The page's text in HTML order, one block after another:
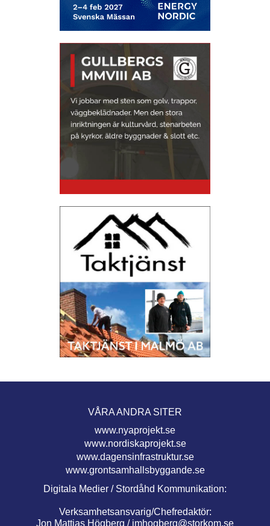
VÅRA ANDRA SITER
www.nyaprojekt.se
www.nordiskaprojekt.se
www.dagensinfrastruktur.se
www.grontsamhallsbyggande.se
Digitala Medier / Stordåhd Kommunikation:
Verksamhetsansvarig/Chefredaktör:
Jon Mattias Högberg / jmhogberg@storkom.se